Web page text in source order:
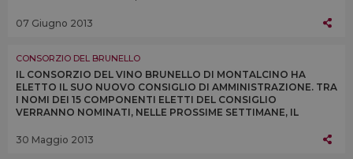
07 Giugno 2013
CONSORZIO DEL BRUNELLO
IL CONSORZIO DEL VINO BRUNELLO DI MONTALCINO HA
ELETTO IL SUO NUOVO CONSIGLIO DI AMMINISTRAZIONE. TRA
I NOMI DEI 15 COMPONENTI ELETTI DEL CONSIGLIO
VERRANNO NOMINATI, NELLE PROSSIME SETTIMANE, IL
PRESIDENTI
30 Maggio 2013